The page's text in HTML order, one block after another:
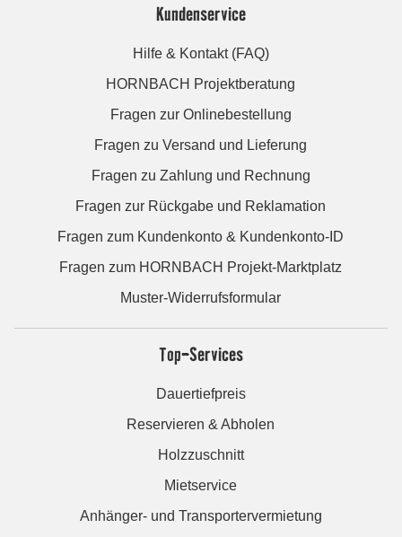
Kundenservice
Hilfe & Kontakt (FAQ)
HORNBACH Projektberatung
Fragen zur Onlinebestellung
Fragen zu Versand und Lieferung
Fragen zu Zahlung und Rechnung
Fragen zur Rückgabe und Reklamation
Fragen zum Kundenkonto & Kundenkonto-ID
Fragen zum HORNBACH Projekt-Marktplatz
Muster-Widerrufsformular
Top-Services
Dauertiefpreis
Reservieren & Abholen
Holzzuschnitt
Mietservice
Anhänger- und Transportervermietung